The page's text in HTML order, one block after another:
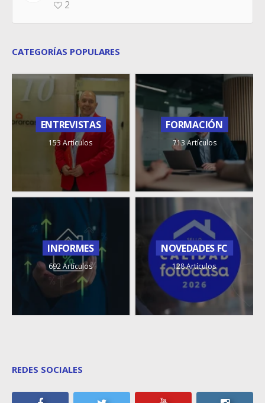
2
CATEGORÍAS POPULARES
ENTREVISTAS
153 Artículos
FORMACIÓN
713 Artículos
INFORMES
692 Artículos
NOVEDADES FC
128 Artículos
REDES SOCIALES